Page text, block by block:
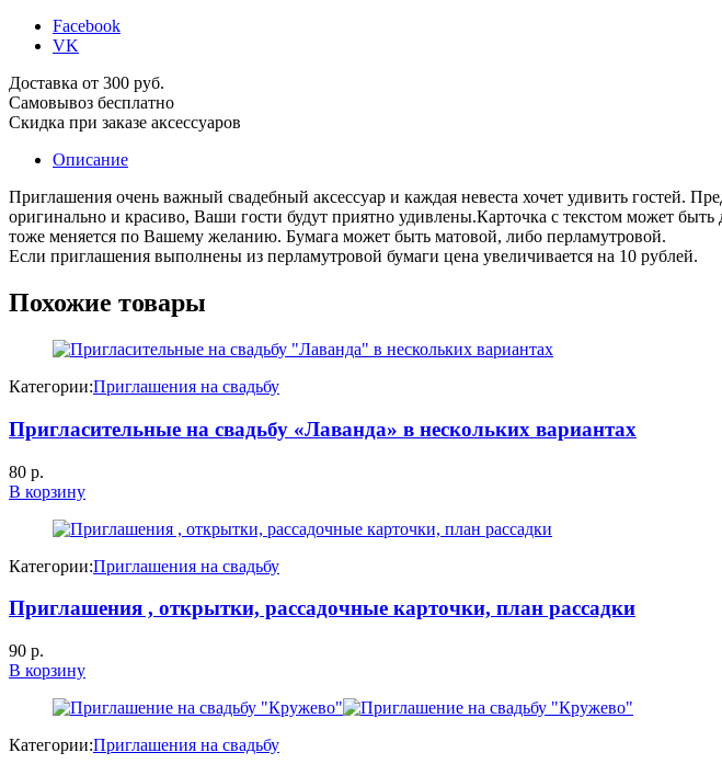
Facebook
VK
Доставка от 300 руб.
Самовывоз бесплатно
Скидка при заказе аксессуаров
Описание
Приглашения очень важный свадебный аксессуар и каждая невеста хочет удивить гостей.
оригинально и красиво, Ваши гости будут приятно удивлены.Карточка с текстом может
тоже меняется по Вашему желанию. Бумага может быть матовой, либо перламутровой.
Если приглашения выполнены из перламутровой бумаги цена увеличивается на 10 рублей.
Похожие товары
Категории:Приглашения на свадьбу
Пригласительные на свадьбу «Лаванда» в нескольких вариантах
80 р.
В корзину
Категории:Приглашения на свадьбу
Приглашения , открытки, рассадочные карточки, план рассадки
90 р.
В корзину
Категории:Приглашения на свадьбу